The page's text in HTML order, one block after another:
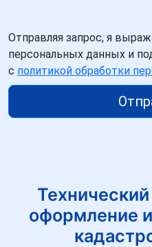
Отправляя запрос, я
персональных данных и
с политикой обработки
оформление